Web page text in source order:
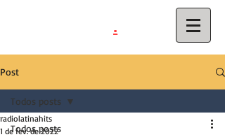
.
Post
Todos posts
Todos posts
radiolatinahits
1 de fev. de 2022